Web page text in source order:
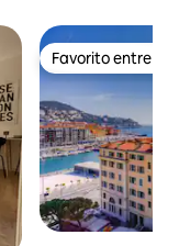
Favorito entre
Favorito entre